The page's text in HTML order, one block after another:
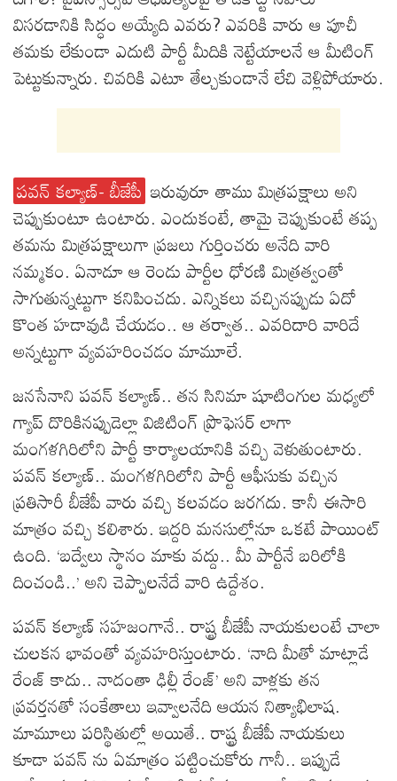
విసరడానికి సిద్ధం అయ్యేది ఎవరు? ఎవరికి వారు ఆ పూచీ
తమకు లేకుండా ఎదుటి పార్టీ మీదికి నెట్టేయాలనే ఆ మీటింగ్
పెట్టుకున్నారు. చివరికి ఎటూ తేల్చకుండానే లేచి వెళ్లిపోయారు.
పవన్ కల్యాణ్- బీజేపీ ఇరువురూ తాము మిత్రపక్షాలు అని
చెప్పుకుంటూ ఉంటారు. ఎందుకంటే, తామై చెప్పుకుంటే తప్ప
తమను మిత్రపక్షాలుగా ప్రజలు గుర్తించరు అనేది వారి
నమ్మకం. ఏనాడూ ఆ రెండు పార్టీల ధోరణి మిత్రత్వంతో
సాగుతున్నట్టుగా కనిపించదు. ఎన్నికలు వచ్చినప్పుడు ఏదో
కొంత హడావుడి చేయడం.. ఆ తర్వాత.. ఎవరిదారి వారిదే
అన్నట్టుగా వ్యవహరించడం మామూలే.
జనసేనాని పవన్ కల్యాణ్.. తన సినిమా షూటింగుల మధ్యలో
గ్యాప్ దొరికినప్పుడెల్లా విజిటింగ్ ప్రొఫెసర్ లాగా
మంగళగిరిలోని పార్టీ కార్యాలయానికి వచ్చి వెళుతుంటారు.
పవన్ కల్యాణ్.. మంగళగిరిలోని పార్టీ ఆఫీసుకు వచ్చిన
ప్రతిసారీ బీజేపీ వారు వచ్చి కలవడం జరగదు. కానీ ఈసారి
మాత్రం వచ్చి కలిశారు. ఇద్దరి మనసుల్లోనూ ఒకటే పాయింట్
ఉంది. ‘బద్వేలు స్థానం మాకు వద్దు.. మీ పార్టీనే బరిలోకి
దించండి..’ అని చెప్పాలనేదే వారి ఉద్దేశం.
పవన్ కల్యాణ్ సహజంగానే.. రాష్ట్ర బీజేపీ నాయకులంటే చాలా
చులకన భావంతో వ్యవహరిస్తుంటారు. ‘నాది మీతో మాట్లాడే
రేంజ్ కాదు.. నాదంతా ఢిల్లీ రేంజ్’ అని వాళ్లకు తన
ప్రవర్తనతో సంకేతాలు ఇవ్వాలనేది ఆయన నిత్యాభిలాష.
మామూలు పరిస్థితుల్లో అయితే.. రాష్ట్ర బీజేపీ నాయకులు
కూడా పవన్ ను ఏమాత్రం పట్టించుకోరు గానీ.. ఇప్పుడే